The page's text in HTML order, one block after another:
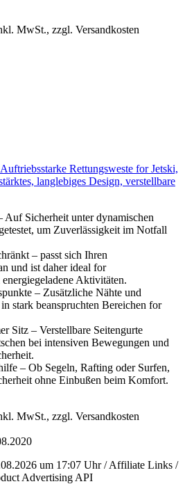
MwSt., zzgl. Versandkosten
Rettungsweste for Jetski,
langlebiges Design, verstellbare
Auf Sicherheit unter dynamischen
um Zuverlässigkeit im Notfall
– passt sich Ihren
und ist daher ideal for
Aktivitäten.
– Zusätzliche Nähte und
stark beanspruchten Bereichen for
Sitz – Verstellbare Seitengurte
bei intensiven Bewegungen und
– Ob Segeln, Rafting oder Surfen,
ohne Einbußen beim Komfort.
MwSt., zzgl. Versandkosten
um 17:07 Uhr / Affiliate Links /
Advertising API